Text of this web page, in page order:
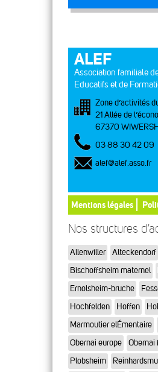
ALEF
Association familiale
Educatifs et de
Zone d’activités
21 Allée de
67370
03 88 30 42 09
alef@alef.asso.fr
Mentions légales
Nos structures
Allenwiller Alteckendorf
Bischoffsheim maternel
Ernolsheim-bruche
Hochfelden
Hoffen
Marmoutier elÉmentaire
Obernai europe
Obernai
Plobsheim